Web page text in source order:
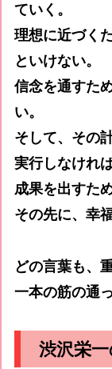
ていく。
理想に近づく
といけない。
信念を通すた
い。
そして、その
実行しなけれ
成果を出すた
その先に、幸
どの言葉も、
一本の筋の通
渋沢栄